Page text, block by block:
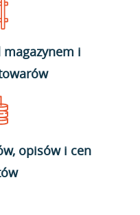
magazynem i
opisów i cen